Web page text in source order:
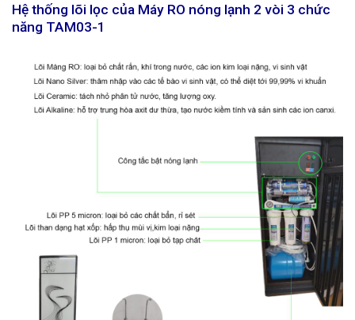
Hệ thống lõi lọc của Máy RO nóng lạnh 2 vòi 3 chức
năng TAM03-1